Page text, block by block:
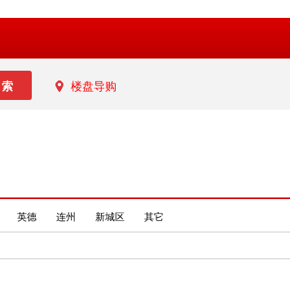
楼盘导购
英德 连州 新城区 其它